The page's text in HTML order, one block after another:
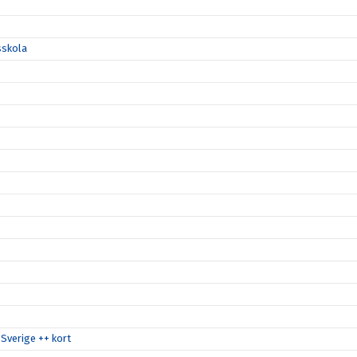
++ kort